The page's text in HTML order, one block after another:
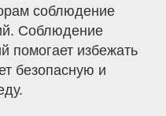
соблюдение
Соблюдение
помогает избежать
безопасную и